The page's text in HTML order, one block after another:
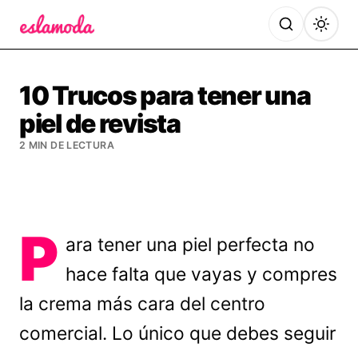
10 Trucos para tener una
piel de revista
2 MIN DE LECTURA
P ara tener una piel perfecta no
hace falta que vayas y compres
la crema más cara del centro
comercial. Lo único que debes seguir